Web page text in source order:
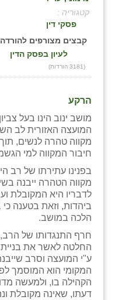
קטגוריה :
פסקי דין
קבצים מצורפים להורדה
לעיון בפסק הדין
(3181 הורדות)
הרקע
מושב ינוב הינו בעל
המועצה האזורית לב
מקווה טהרה לנשים,
חיבור המקווה למי
בפנינו עתירתו של רב
מקווה הטהרה ייבנה
לדבריו היא המקובלת
ביהדות, וזאת בטענה כי
הלכה במושב.
חרף התנגדותו של הרב,
החלטה לאשר את בניית
ע"י המועצה וסרב
המקומי הוא המוסמך
הקהילה בו, ולמעשה
דעתו, שאינה מקובלת
בני ציון
בצרה
בקעות
גן השומרון
גני עם
גני יהודה
גנות
דקל
זוהר
הדר עם